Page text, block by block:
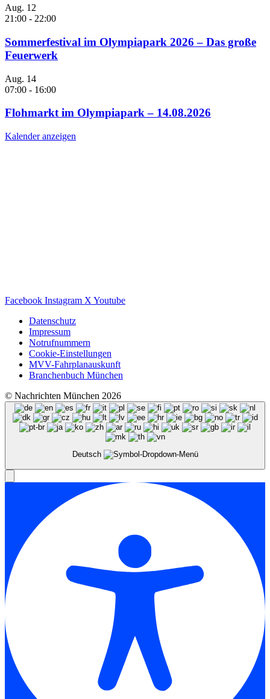
Aug. 12
21:00 - 22:00
Sommerfestival im Olympiapark 2026 – Das große
Feuerwerk
Aug. 14
07:00 - 16:00
Flohmarkt im Olympiapark – 14.08.2026
Kalender anzeigen
Facebook Instagram X Youtube
Datenschutz
Impressum
Notrufnummern
Cookie-Einstellungen
MVV-Fahrplanauskunft
Branchenbuch München
© Nachrichten München 2026
Deutsch